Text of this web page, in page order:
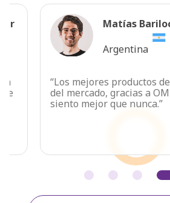
Matías
Argentina
“Los mejores productos
del mercado, gracias a
siento mejor que nunca.”